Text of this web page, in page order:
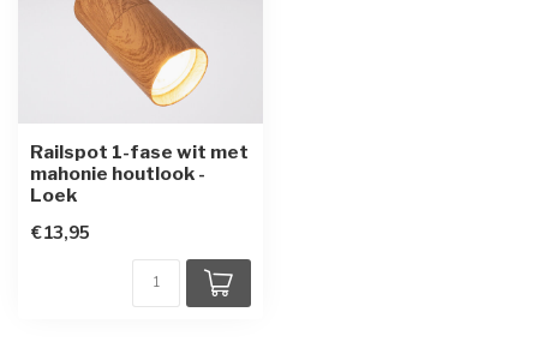
Railspot 1-fase wit met
mahonie houtlook -
Loek
€13,95